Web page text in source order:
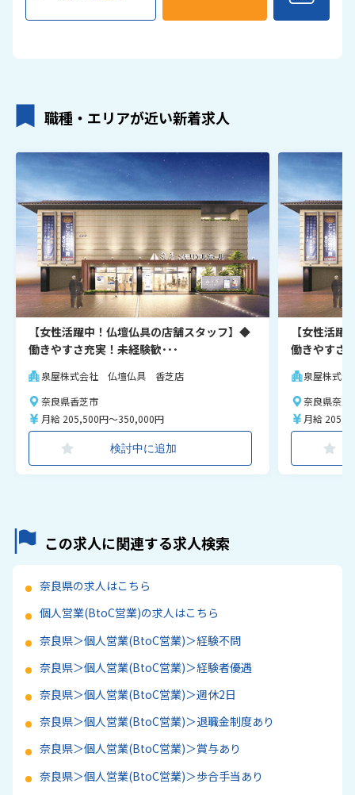
職種・エリアが近い新着求人
【女性活躍中！仏壇仏具の店舗スタッフ】◆
働きやすさ充実！未経験歓･･･
泉屋株式会社 仏壇仏具 香芝店
奈良県香芝市
月給 205,500円～350,000円
検討中に追加
【女性活
働きやすさ
泉屋株式
奈良県奈良
月給
この求人に関連する求人検索
奈良県の求人はこちら
個人営業(BtoC営業)の求人はこちら
奈良県＞個人営業(BtoC営業)＞経験不問
奈良県＞個人営業(BtoC営業)＞経験者優遇
奈良県＞個人営業(BtoC営業)＞週休2日
奈良県＞個人営業(BtoC営業)＞退職金制度あり
奈良県＞個人営業(BtoC営業)＞賞与あり
奈良県＞個人営業(BtoC営業)＞歩合手当あり